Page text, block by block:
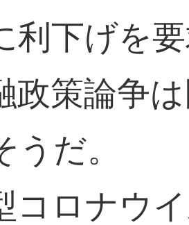
利下げを
策論争は
うだ。
ロナウ